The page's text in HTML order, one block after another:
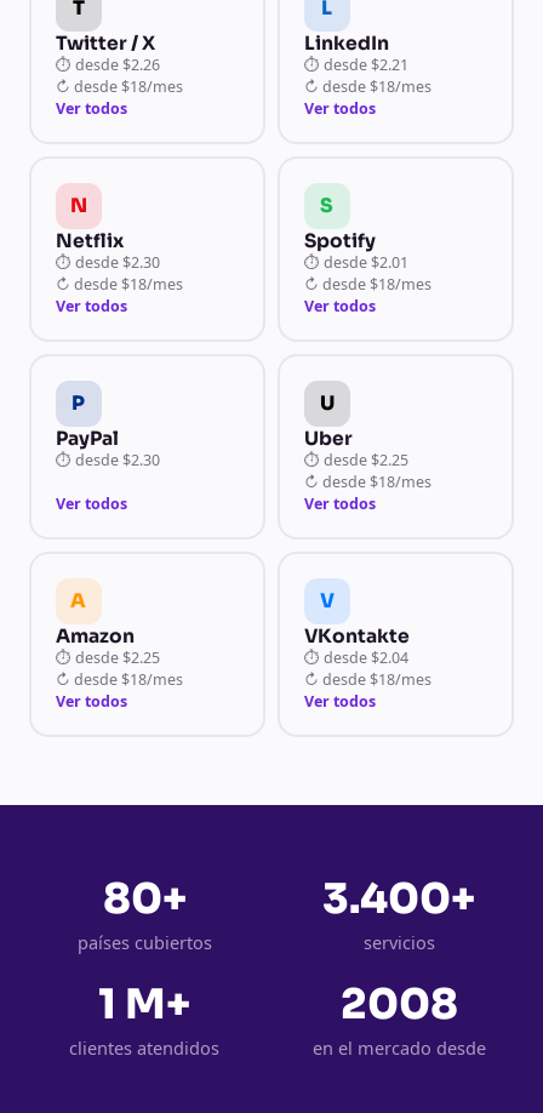
T
Twitter / X
⏱ desde $2.26
↻ desde $18/mes
Ver todos
L
LinkedIn
⏱ desde $2.21
↻ desde $18/mes
Ver todos
N
Netflix
⏱ desde $2.30
↻ desde $18/mes
Ver todos
S
Spotify
⏱ desde $2.01
↻ desde $18/mes
Ver todos
P
PayPal
⏱ desde $2.30
Ver todos
U
Uber
⏱ desde $2.25
↻ desde $18/mes
Ver todos
A
Amazon
⏱ desde $2.25
↻ desde $18/mes
Ver todos
V
VKontakte
⏱ desde $2.04
↻ desde $18/mes
Ver todos
80+
países cubiertos
3.400+
servicios
1 M+
clientes atendidos
2008
en el mercado desde